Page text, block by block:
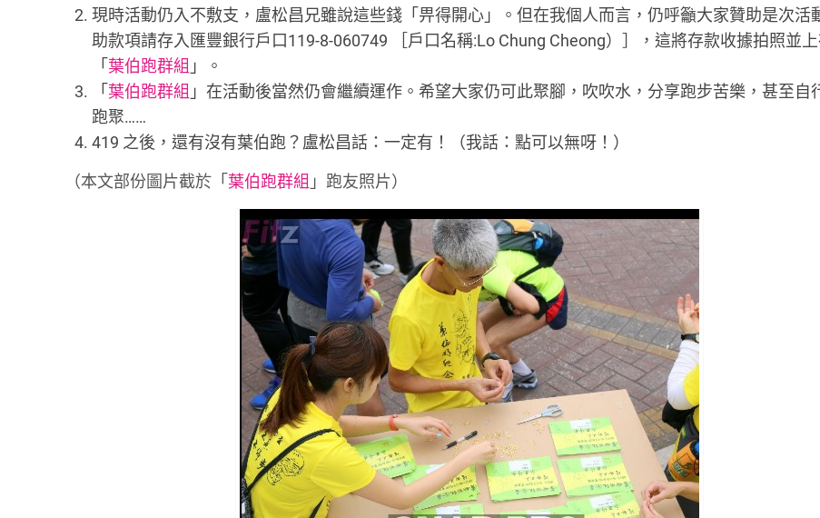
現時活動仍入不敷支，盧松昌兄雖說這些錢「畀得開心」。但在我個人而言，仍呼籲大家贊助是次活
助款項請存入匯豐銀行戶口119-8-060749 ［戶口名稱:Lo Chung Cheong）］，這將存款收據拍照並
「 葉伯跑群組 」。
「 葉伯跑群組 」在活動後當然仍會繼續運作。希望大家仍可此聚腳，吹吹水，分享跑步苦樂，甚至自
跑聚……
419 之後，還有沒有葉伯跑？盧松昌話：一定有！（我話：點可以無呀！）
（本文部份圖片截於「 葉伯跑群組 」跑友照片）